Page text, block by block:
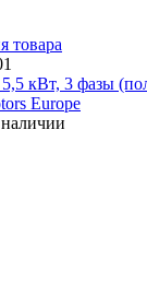
5,5 кВт, 3 фазы
Europe